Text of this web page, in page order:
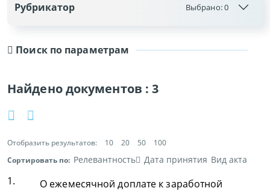
Поиск по параметрам
Найдено документов :3
Отобразить результатов: 10 20 50
100
Сортировать по: Релевантность Дата принятия Вид акта
1.
О ежемесячной доплате к заработной
Рубрикатор Выбрано:0